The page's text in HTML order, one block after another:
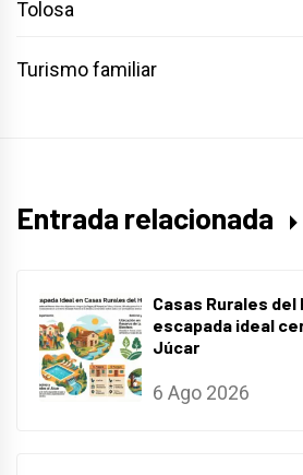
Tolosa
Turismo familiar
Entrada relacionada
Casas Rurales
escapada ideal
Júcar
6 Ago 2026